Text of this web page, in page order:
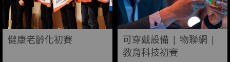
健康老齡化初賽
可穿戴設備 | 物聯網 |
教育科技初賽